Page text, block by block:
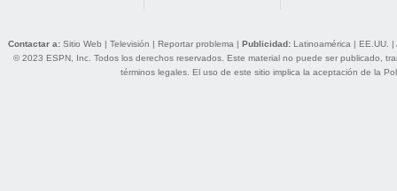
Contactar a: Sitio Web | Televisión | Reportar problema | Publicidad: Latinoamérica | EE.UU. |
© 2023 ESPN, Inc. Todos los derechos reservados. Este material no puede ser publicado,
términos legales. El uso de este sitio implica la aceptación de la